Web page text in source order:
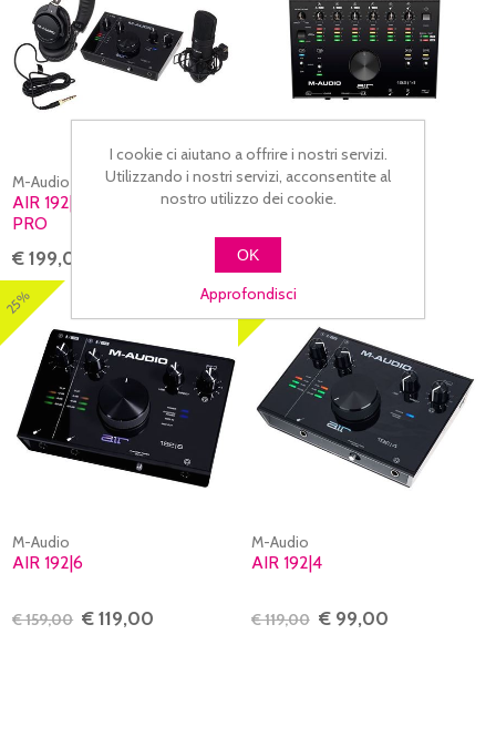
M-Audio
AIR 192|4 VOCAL STUDIO
PRO
€ 199,00
M-Audio
AIR 192|14
€ 298,00
25%
M-Audio
AIR 192|6
€ 159,00 € 119,00
17%
M-Audio
AIR 192|4
€ 119,00 € 99,00
I cookie ci aiutano a offrire i nostri servizi.
Utilizzando i nostri servizi, acconsentite al
nostro utilizzo dei cookie.
OK
Approfondisci